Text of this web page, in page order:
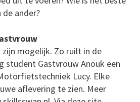
ander?
zijn mogelijk. Zo ruilt in de
student Gastvrouw Anouk een
Lucy. Elke
aflevering te zien. Meer